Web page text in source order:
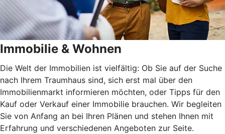
Immobilie & Wohnen
Die Welt der Immobilien ist vielfältig: Ob Sie auf der Suche
nach Ihrem Traumhaus sind, sich erst mal über den
Immobilienmarkt informieren möchten, oder Tipps für den
Kauf oder Verkauf einer Immobilie brauchen. Wir begleiten
Sie von Anfang an bei Ihren Plänen und stehen Ihnen mit
Erfahrung und verschiedenen Angeboten zur Seite.